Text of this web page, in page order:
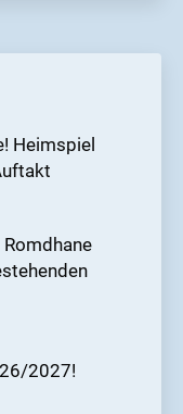
Heimspiel
2027!